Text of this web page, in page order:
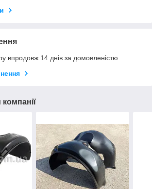
впродовж 14 днів за домовленістю
компанії